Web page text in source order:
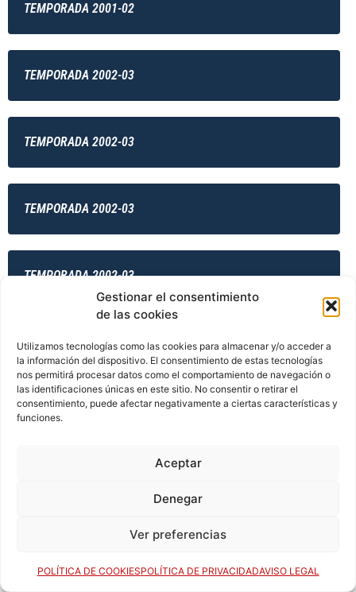
Gestionar el consentimiento
de las cookies
Utilizamos tecnologías como las cookies para almacenar y/o acceder a
la información del dispositivo. El consentimiento de estas tecnologías
nos permitirá procesar datos como el comportamiento de navegación o
las identificaciones únicas en este sitio. No consentir o retirar el
consentimiento, puede afectar negativamente a ciertas características y
funciones.
Aceptar
Denegar
Ver preferencias
POLÍTICA DE COOKIESPOLÍTICA DE PRIVACIDADAVISO LEGAL
TEMPORADA 2001-02
TEMPORADA 2002-03
TEMPORADA 2002-03
TEMPORADA 2002-03
TEMPORADA 2002-03
TEMPORADA 2003-04
TEMPORADA 2003-04
TEMPORADA 2003-04